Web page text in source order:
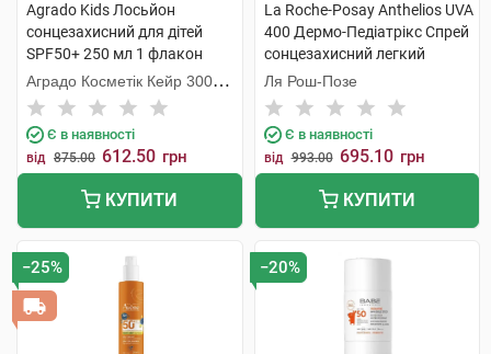
Agrado Kids Лосьйон
сонцезахисний для дітей
SPF50+ 250 мл 1 флакон
Аградо Косметік Кейр 3000
С.Л.У.
Є в наявності
від 875.00 612.50 грн
КУПИТИ
La Roche-Posay Anthelios UVA
400 Дермо-Педіатрікс Спрей
сонцезахисний легкий
дитячий SPF50+ 200 мл 1
флакон
Ля Рош-Позе
Є в наявності
від 993.00 695.10 грн
КУПИТИ
−25% −20%